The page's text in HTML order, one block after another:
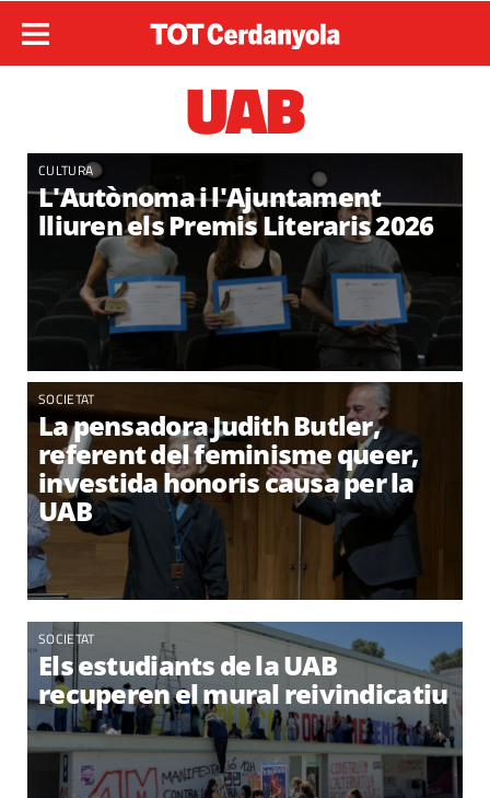
UAB
CULTURA
L'Autònoma i l'Ajuntament
lliuren els Premis Literaris 2026
SOCIETAT
La pensadora Judith Butler,
referent del feminisme queer,
investida honoris causa per la
UAB
SOCIETAT
Els estudiants de la UAB
recuperen el mural reivindicatiu